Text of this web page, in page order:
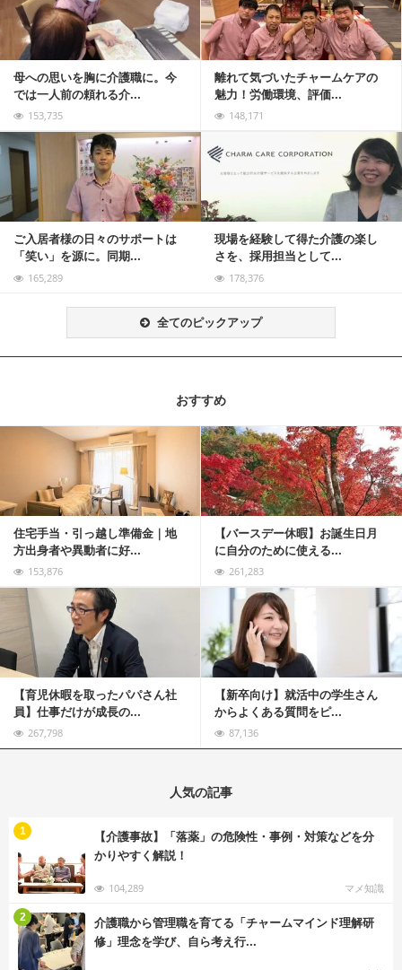
母への思いを胸に介護職に。今
では一人前の頼れる介...
153,735
離れて気づいたチャームケアの
魅力！労働環境、評価...
148,171
ご入居者様の日々のサポートは
「笑い」を源に。同期...
165,289
現場を経験して得た介護の楽し
さを、採用担当として...
178,376
記事を読む
全てのピックアップ
おすすめ
住宅手当・引っ越し準備金｜地
方出身者や異動者に好...
153,876
【バースデー休暇】お誕生日月
に自分のために使える...
261,283
記事を読む
【育児休暇を取ったパパさん社
員】仕事だけが成長の...
267,798
【新卒向け】就活中の学生さん
からよくある質問をピ...
87,136
人気の記事
【介護事故】「落薬」の危険性・事例・対策などを分
かりやすく解説！
104,289 マメ知識
1
介護職から管理職を育てる「チャームマインド理解研
修」理念を学び、自ら考え行...
2